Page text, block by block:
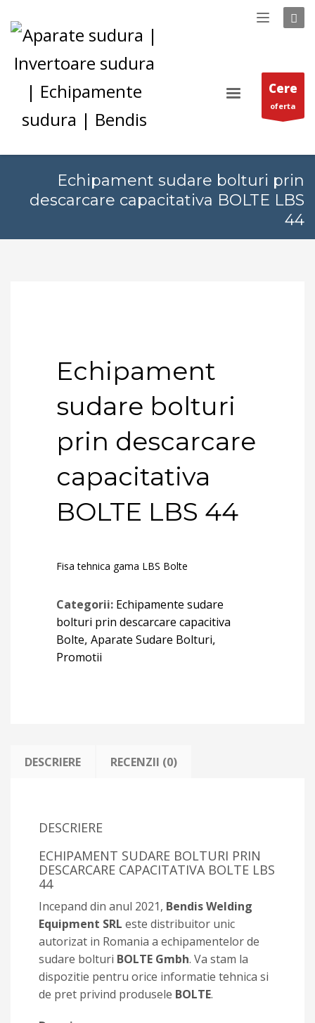
Cere
oferta
Echipament sudare bolturi prin
descarcare capacitativa BOLTE LBS
44
Echipament
sudare bolturi
prin descarcare
capacitativa
BOLTE LBS 44
Fisa tehnica gama LBS Bolte
Categorii: Echipamente sudare
bolturi prin descarcare capacitiva
Bolte, Aparate Sudare Bolturi,
Promotii
DESCRIERE RECENZII (0)
DESCRIERE
ECHIPAMENT SUDARE BOLTURI PRIN
DESCARCARE CAPACITATIVA BOLTE LBS
44
Incepand din anul 2021, Bendis Welding
Equipment SRL este distribuitor unic
autorizat in Romania a echipamentelor de
sudare bolturi BOLTE Gmbh. Va stam la
dispozitie pentru orice informatie tehnica si
de pret privind produsele BOLTE.